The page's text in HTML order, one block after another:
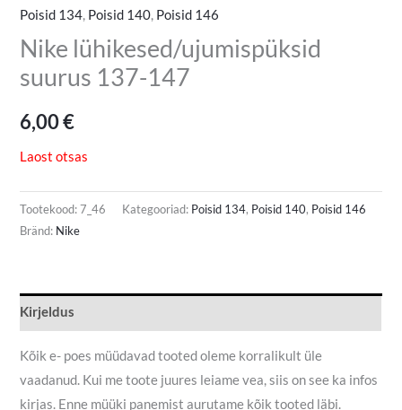
Poisid 134, Poisid 140, Poisid 146
Nike lühikesed/ujumispüksid
suurus 137-147
6,00€
Laost otsas
Tootekood:7_46 Kategooriad: Poisid 134, Poisid 140, Poisid 146
Bränd: Nike
Kirjeldus
Kõik e- poes müüdavad tooted oleme korralikult üle
vaadanud. Kui me toote juures leiame vea, siis on see ka infos
kirjas. Enne müüki panemist aurutame kõik tooted läbi.